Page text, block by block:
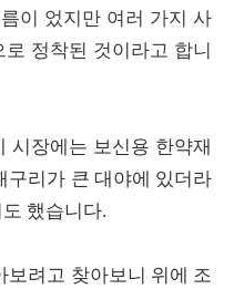
이 었지만 여러 가지 사
정착된 것이라고 합니
시장에는 보신용 한약재
구리가 큰 대야에 있더라
했습니다.
보려고 찾아보니 위에 조